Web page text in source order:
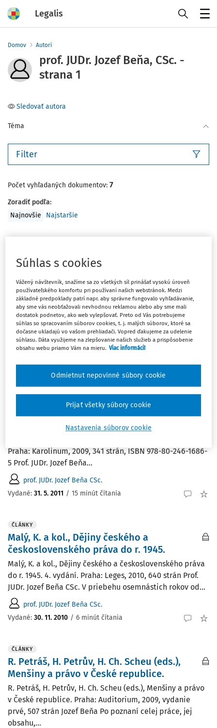
Legalis
Domov Autori
prof. JUDr. Jozef Beňa, CSc. -
strana 1
Sledovať autora
Téma
Filter
Počet vyhľadaných dokumentov: 7
Zoradiť podľa:
Najnovšie
Najstaršie
Plan?
Goněc, Vladimír, An Eastern Schuman Plan? Project of
Central and East European Coal and Steel and Political
Community (1953), Brno, 2009, 170 strán Prof. JUDr. Jozef
Beňa CSc. Katedra...
prof. JUDr. Jozef Beňa CSc.,JUDr. Michal Považan PhD.
Vydané:31. 7. 2011 / 6 minút čítania
Karel Malý, Michal Tomášek et. al. Nové
jevy v právu na počátku 21. století.
Historické impulzy rozvoje práva
Karel Malý, Michal Tomášek et. al. Nové jevy v právu na
Praha: Karolinum, 2009, 341 strán, ISBN 978-80-246-1686-
5 Prof. JUDr. Jozef Beňa...
prof. JUDr. Jozef Beňa CSc.
Vydané: 31. 5. 2011 / 15 minút čítania
ČLÁNKY
Malý, K. a kol., Dějiny českého a
československého práva do r. 1945.
Malý, K. a kol., Dějiny českého a československého práva
do r. 1945. 4. vydání. Praha: Leges, 2010, 640 strán Prof.
JUDr. Jozef Beňa CSc. V priebehu osemnástich rokov od...
prof. JUDr. Jozef Beňa CSc.
Vydané: 30. 11. 2010 / 6 minút čítania
ČLÁNKY
R. Petráš, H. Petrův, H. Ch. Scheu (eds.),
Menšiny a právo v České republice.
R. Petráš, H. Petrův, H. Ch. Scheu (eds.), Menšiny a právo
v České republice. Praha: Auditorium, 2009, vydanie
prvé, 507 strán Jozef Beňa Po poznaní celej práce, jej
obsahu,...
Súhlas s cookies
Vážený návštevník, snažíme sa zo všetkých síl prinášať vysokú úroveň
používateľského komfortu pri používaní našich webstránok. Medzi
základné predpoklady patrí napr. aby správne fungovalo vyhľadávanie,
aby sme vás neobťažovali nevhodnou reklamou alebo aby sme mali
dostatok podnetov, ako web vylepšovať. Preto od Vás potrebujeme
súhlas so spracovaním súborov cookies, t. j. malých súborov, ktoré sa
dočasne ukladajú vo vašom prehliadači. Vopred ďakujeme za udelenie
súhlasu. Dáta využijeme na zlepšovanie našich služieb a prispôsobenie
obsahu webu priamo Vám na mieru. Viac informácií
Nastavenia súborov cookie
Odmietnut nepovinné súbory cookie
Prijať všetky súbory cookie